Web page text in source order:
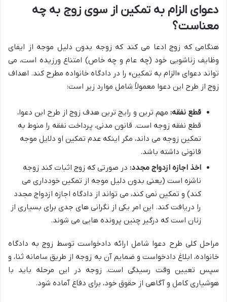
دعوای الزام به تمکین از سوی زوج به چه
معناست؟
هنگامی که زوج ادعا می کند که زوجه بدون دلیل موجه از ایفای
وظایف زناشویی خود (چه عام و چه خاص) امتناع ورزیده است، می
تواند دعوای «الزام به تمکین» را در دادگاه خانواده مطرح کند. اهداف
زوج از طرح این دعوا معمولاً شامل موارد زیر است:
قطع نفقه: مهم ترین و رایج ترین هدف زوج از طرح این دعوا،
قطع نفقه زوجه است. قانون مدنی، پرداخت نفقه را منوط به
تمکین زوجه می داند، مگر اینکه عدم تمکین او دلایل موجه
قانونی داشته باشد.
اخذ اجازه ازدواج مجدد: در صورتی که زوج اثبات کند زوجه
ناشزه است (یعنی بدون دلیل موجه از تمکین خودداری می
کند) و تمکین نمی کند، می تواند از دادگاه اجازه ازدواج مجدد
را دریافت کند. این امر یکی از نگرانی های جدی برای بسیاری از
زنان است که درگیر چنین پرونده هایی می شوند.
مراحل کلی طرح دعوا شامل ارائه دادخواست توسط زوج به دادگاه
خانواده، ابلاغ دادخواست و ضمایم آن به زوجه از طریق سامانه ثنا، و
سپس تعیین وقت رسیدگی است. زوجه در این مرحله باید با
هوشیاری کامل و آگاهی از حقوق خود، برای دفاع آماده شود.